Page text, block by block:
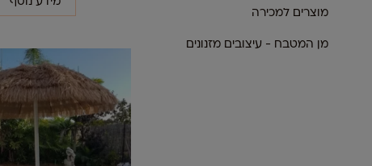
מוצרים למכירה
מן המטבח - עיצובים מזנונים